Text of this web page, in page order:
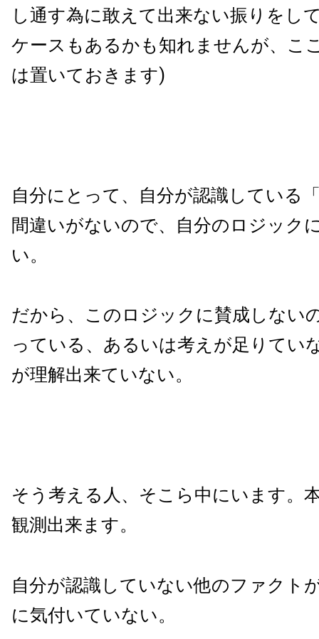
し通す為に敢えて出来ない振りをし
ケースもあるかも知れませんが、こ
は置いておきます)
自分にとって、自分が認識している
間違いがないので、自分のロジック
い。
だから、このロジックに賛成しない
っている、あるいは考えが足りてい
が理解出来ていない。
そう考える人、そこら中にいます。
観測出来ます。
自分が認識していない他のファクト
に気付いていない。